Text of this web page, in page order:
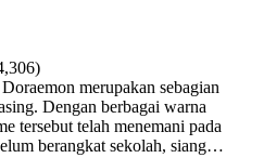
merupakan sebagian
Dengan berbagai warna
tersebut telah menemani pada
berangkat sekolah, siang…